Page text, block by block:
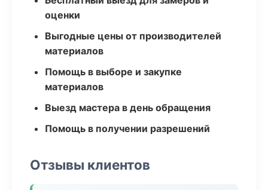
оценки
Выгодные цены от производителей
материалов
Помощь в выборе и закупке
материалов
Выезд мастера в день обращения
Помощь в получении разрешений
Отзывы клиентов